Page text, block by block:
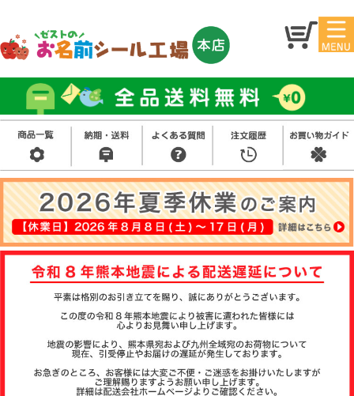
マイ
ジ
お名
前シ
ール
アイ
ロン
シー
ル
お買
い得
セッ
ト
スタ
ンプ
その
他
注文履歴